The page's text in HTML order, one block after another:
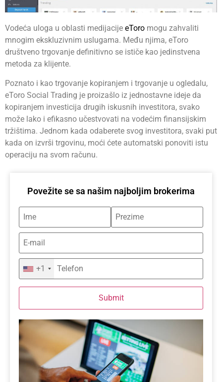
Vodeća uloga u oblasti medijacije eToro mogu zahvaliti
mnogim ekskluzivnim uslugama. Među njima, eToro
društveno trgovanje definitivno se ističe kao jedinstvena
metoda za klijente.
Poznato i kao trgovanje kopiranjem i trgovanje u ogledalu,
eToro Social Trading je proizašlo iz jednostavne ideje da
kopiranjem investicija drugih iskusnih investitora, svako
može lako i efikasno učestvovati na vodećim finansijskim
tržištima. Jednom kada odaberete svog investitora, svaki put
kada on izvrši trgovinu, moći ćete automatski ponoviti istu
operaciju na svom računu.
Povežite se sa našim najboljim brokerima
+1
Submit